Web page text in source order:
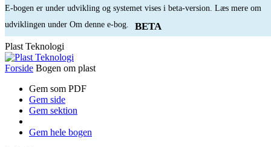
E-bogen er under udvikling og systemet vises i beta-version. Læs mere om
udviklingen under Om denne e-bog.
BETA
Plast Teknologi
Forside Bogen om plast
Gem som PDF
Gem side
Gem sektion
Gem hele bogen